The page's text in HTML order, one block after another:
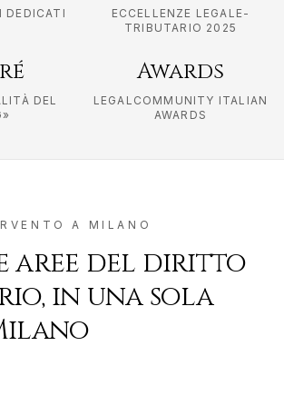
DEDICATI
ECCELLENZE LEGALE-
TRIBUTARIO 2025
DEL
Awards
LEGALCOMMUNITY ITALIAN
AWARDS
A MILANO
aree del diritto
in una sola